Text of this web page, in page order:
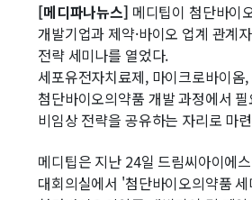
[메디파나뉴스] 메디팁이 첨단바이
개발기업과 제약·바이오 업계 관계
전략 세미나를 열었다.
세포유전자치료제, 마이크로바이옴
첨단바이오의약품 개발 과정에서
비임상 전략을 공유하는 자리로 마
메디팁은 지난 24일 드림씨아이에
대회의실에서 '첨단바이오의약품